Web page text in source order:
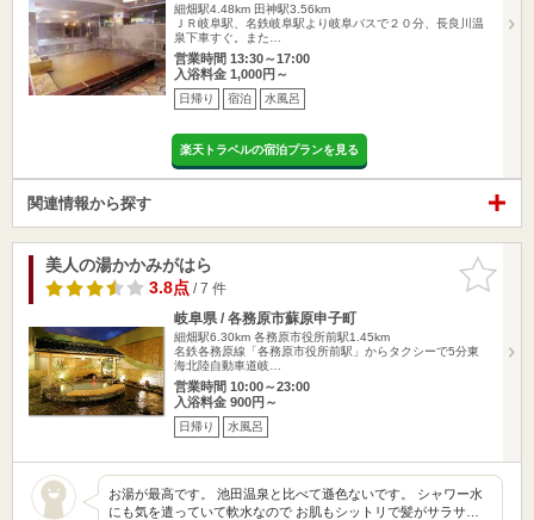
細畑駅4.48km 田神駅3.56km
ＪＲ岐阜駅、名鉄岐阜駅より岐阜バスで２０分、長良川温
泉下車すぐ。また…
営業時間 13:30～17:00
入浴料金 1,000円～
日帰り 宿泊 水風呂
楽天トラベルの宿泊プランを見る
関連情報から探す
お気に入
りに追加
美人の湯かかみがはら
3.8点/ 7 件
岐阜県 / 各務原市蘇原申子町
細畑駅6.30km 各務原市役所前駅1.45km
名鉄各務原線「各務原市役所前駅」からタクシーで5分東
海北陸自動車道岐…
営業時間 10:00～23:00
入浴料金 900円～
日帰り 水風呂
お湯が最高です。 池田温泉と比べて遜色ないです。 シャワー水
にも気を遣っていて軟水なので お肌もシットリで髪がサラサ…